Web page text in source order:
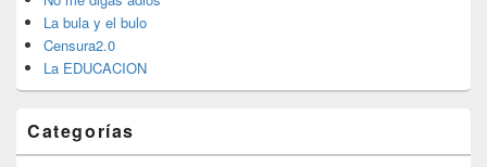
La bula y el bulo
Censura2.0
La EDUCACION
Categorías